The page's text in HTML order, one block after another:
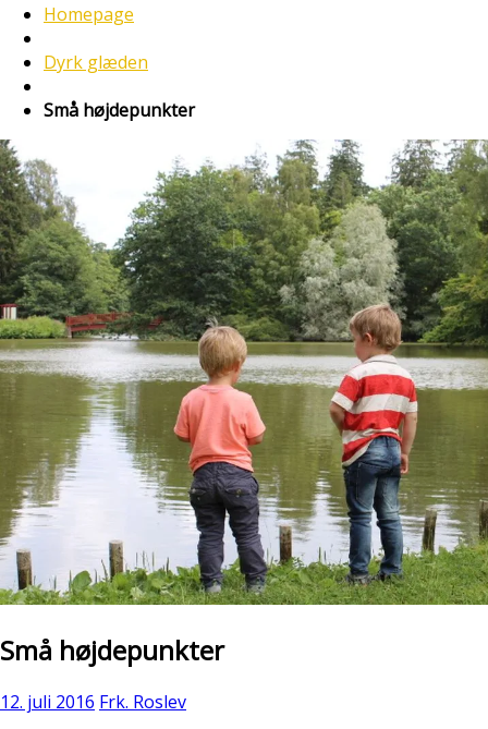
Homepage
Dyrk glæden
Små højdepunkter
Små højdepunkter
12. juli 2016 Frk. Roslev